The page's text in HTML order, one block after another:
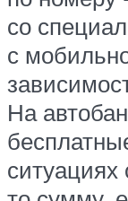
со
с
На
ситуациях